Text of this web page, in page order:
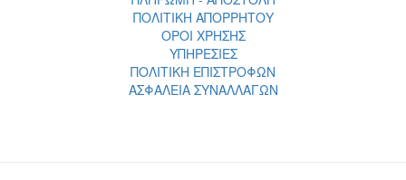
ΠΟΛΙΤΙΚΗ ΑΠΟΡΡΗΤΟΥ
ΟΡΟΙ ΧΡΗΣΗΣ
ΥΠΗΡΕΣΙΕΣ
ΠΟΛΙΤΙΚΗ ΕΠΙΣΤΡΟΦΩΝ
ΑΣΦΑΛΕΙΑ ΣΥΝΑΛΛΑΓΩΝ